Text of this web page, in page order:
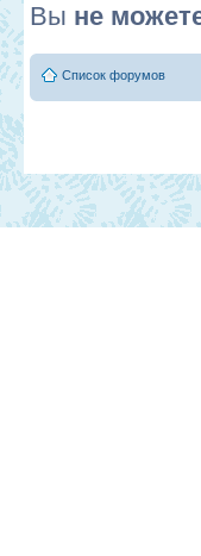
Вы не
Список форумов